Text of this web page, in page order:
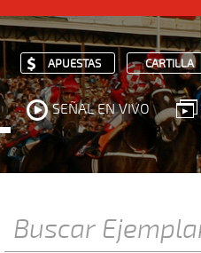
APUESTAS CARTILLA
SEÑAL EN VIVO